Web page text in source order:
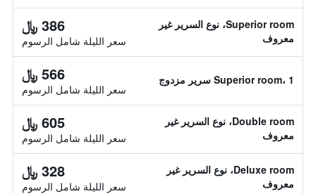
Superior room، نوع السرير غير
معروف
386 ﷼
سعر الليلة شامل الرسوم
Superior room، 1 سرير مزدوج 566 ﷼
سعر الليلة شامل الرسوم
Double room، نوع السرير غير
معروف
605 ﷼
سعر الليلة شامل الرسوم
Deluxe room، نوع السرير غير
معروف
328 ﷼
سعر الليلة شامل الرسوم